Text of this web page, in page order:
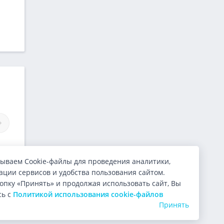
Cookie-файлы для проведения аналитики,
сервисов и удобства пользования сайтом.
«Принять» и продолжая использовать сайт, Вы
с Политикой использования cookie-файлов
Принять